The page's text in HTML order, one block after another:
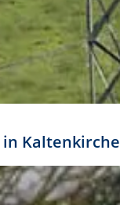
%)
auch
der